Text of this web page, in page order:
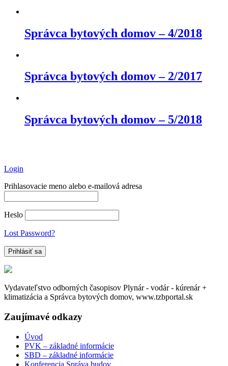
Správca bytových domov – 4/2018
Správca bytových domov – 2/2017
Správca bytových domov – 5/2018
Login
Prihlasovacie meno alebo e-mailová adresa
Heslo
Lost Password?
Vydavateľstvo odborných časopisov Plynár - vodár - kúrenár +
klimatizácia a Správca bytových domov, www.tzbportal.sk
Zaujímavé odkazy
Úvod
PVK – základné informácie
SBD – základné informácie
Konferencia Správa budov